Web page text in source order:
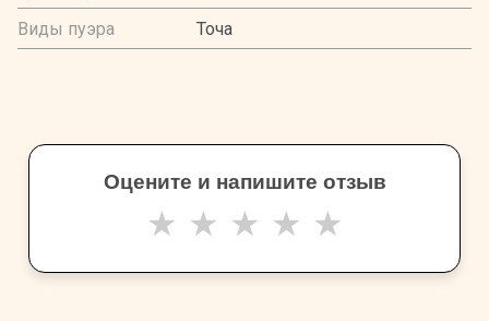
Виды пуэра Точа
Оцените и напишите отзыв
★ ★ ★ ★ ★